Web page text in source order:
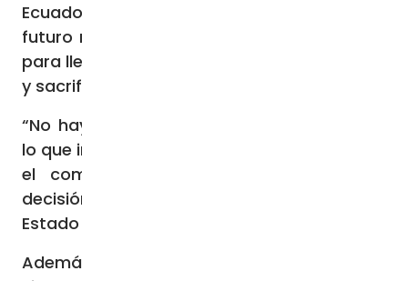
Ecuador buscando en otros países un
futuro mejor, y de quiénes luchan cada día
para llevar el pan a sus mesas con esfuerzo
y sacrificio”, escriben los obispos.
“No hay ni vencedores ni vencidos cuando
lo que importa es la persona y su dignidad y
el compromiso de defenderla en cada
decisión y acción por encima del capital del
Estado o de cualquier estructura o sistema”
Además, los obispos piden a quienes han